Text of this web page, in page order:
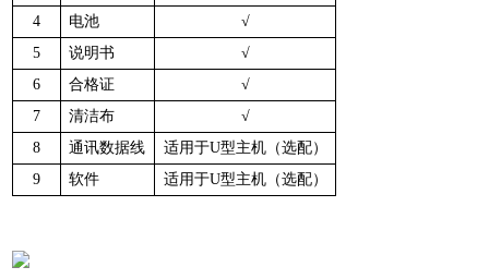
4
电池
√
5
说明书
√
6
合格证
√
7
清洁布
√
8
通讯数据线
适用于U型主机（选配）
9
软件 适用于U型主机（选配）